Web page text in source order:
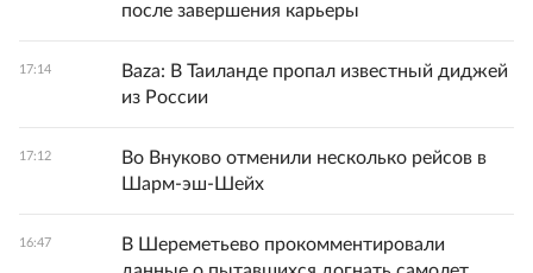
после завершения карьеры
17:14
Baza: В Таиланде пропал известный диджей
из России
17:12
Во Внуково отменили несколько рейсов в
Шарм-эш-Шейх
16:47
В Шереметьево прокомментировали